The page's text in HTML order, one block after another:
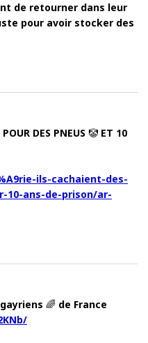
de retourner dans leur
pour avoir stocker des
DES PNEUS 🤡 ET 10
ils-cachaient-des-
10-ans-de-prison/ar-
🌈 de France